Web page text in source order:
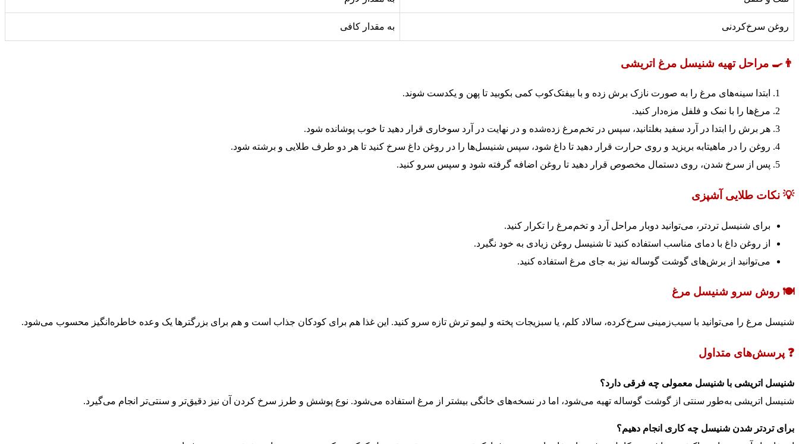
روغن سرخ‌کردنی به مقدار کافی
👨‍🍳 مراحل تهیه شنیسل مرغ اتریشی
ابتدا سینه‌های مرغ را به صورت نازک برش زده و با بیفتک‌کوب کمی بکوبید تا پهن و یکدست شوند.
مرغ‌ها را با نمک و فلفل مزه‌دار کنید.
هر برش را ابتدا در آرد سفید بغلتانید، سپس در تخم‌مرغ زده‌شده و در نهایت در آرد سوخاری قرار دهید تا خوب پوشانده شود.
روغن را در ماهیتابه بریزید و روی حرارت قرار دهید تا داغ شود، سپس شنیسل‌ها را در روغن داغ سرخ کنید تا هر دو طرف طلایی و برشته شود.
پس از سرخ شدن، روی دستمال مخصوص قرار دهید تا روغن اضافه گرفته شود و سپس سرو کنید.
💡 نکات طلایی آشپزی
برای شنیسل تردتر، می‌توانید دوبار مراحل آرد و تخم‌مرغ را تکرار کنید.
از روغن داغ با دمای مناسب استفاده کنید تا شنیسل روغن زیادی به خود نگیرد.
می‌توانید از برش‌های گوشت گوساله نیز به جای مرغ استفاده کنید.
🍽️ روش سرو شنیسل مرغ
شنیسل مرغ را می‌توانید با سیب‌زمینی سرخ‌کرده، سالاد کلم، یا سبزیجات پخته و لیمو ترش تازه سرو کنید. این غذا هم برای کودکان جذاب است و هم برای بزرگترها یک وعده خاطره‌انگیز محسوب می‌شود.
❓ پرسش‌های متداول
شنیسل اتریشی با شنیسل معمولی چه فرقی دارد؟
شنیسل اتریشی به‌طور سنتی از گوشت گوساله تهیه می‌شود، اما در نسخه‌های خانگی بیشتر از مرغ استفاده می‌شود. نوع پوشش و طرز سرخ کردن آن نیز دقیق‌تر و سنتی‌تر انجام می‌گیرد.
برای تردتر شدن شنیسل چه کاری انجام دهیم؟